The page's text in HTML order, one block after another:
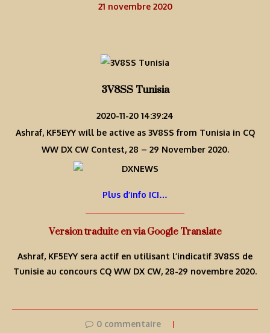
21 novembre 2020
3V8SS Tunisia
2020-11-20 14:39:24
Ashraf, KF5EYY will be active as 3V8SS from Tunisia in CQ
WW DX CW Contest, 28 – 29 November 2020.
Plus d’info ICI…
Version traduite en via Google Translate
Ashraf, KF5EYY sera actif en utilisant l’indicatif 3V8SS de
Tunisie au concours CQ WW DX CW, 28-29 novembre 2020.
0 commentaire